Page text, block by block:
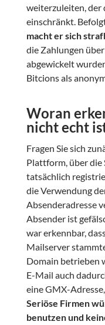
weiterzuleiten, der
einschränkt.
macht er sich
die Zahlungen
abgewickelt
Bitcions als
Woran
nicht echt
Fragen Sie sich
Plattform, über die
tatsächlich
die Verwendung
Absenderadresse
Absender ist
war erkennbar,
Mailserver
Domain betrieben
E-Mail auch
eine GMX-
Seriöse Firmen
benutzen und